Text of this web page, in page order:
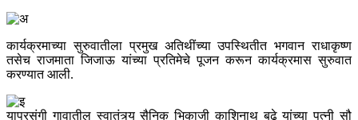
कार्यक्रमाच्या सुरुवातीला प्रमुख अतिथींच्या उपस्थितीत भगवान राधाकृष्ण
तसेच राजमाता जिजाऊ यांच्या प्रतिमेचे पूजन करून कार्यक्रमास सुरुवात
करण्यात आली.
याप्रसंगी गावातील स्वातंत्र्य सैनिक भिकाजी काशिनाथ बढे यांच्या पत्नी सौ